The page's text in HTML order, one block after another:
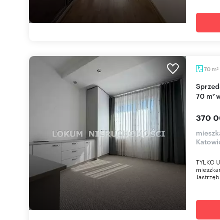
70 m2
Sprzedam przestronne 4-pokojowe mieszkanie
70 m²
370
TYLKO